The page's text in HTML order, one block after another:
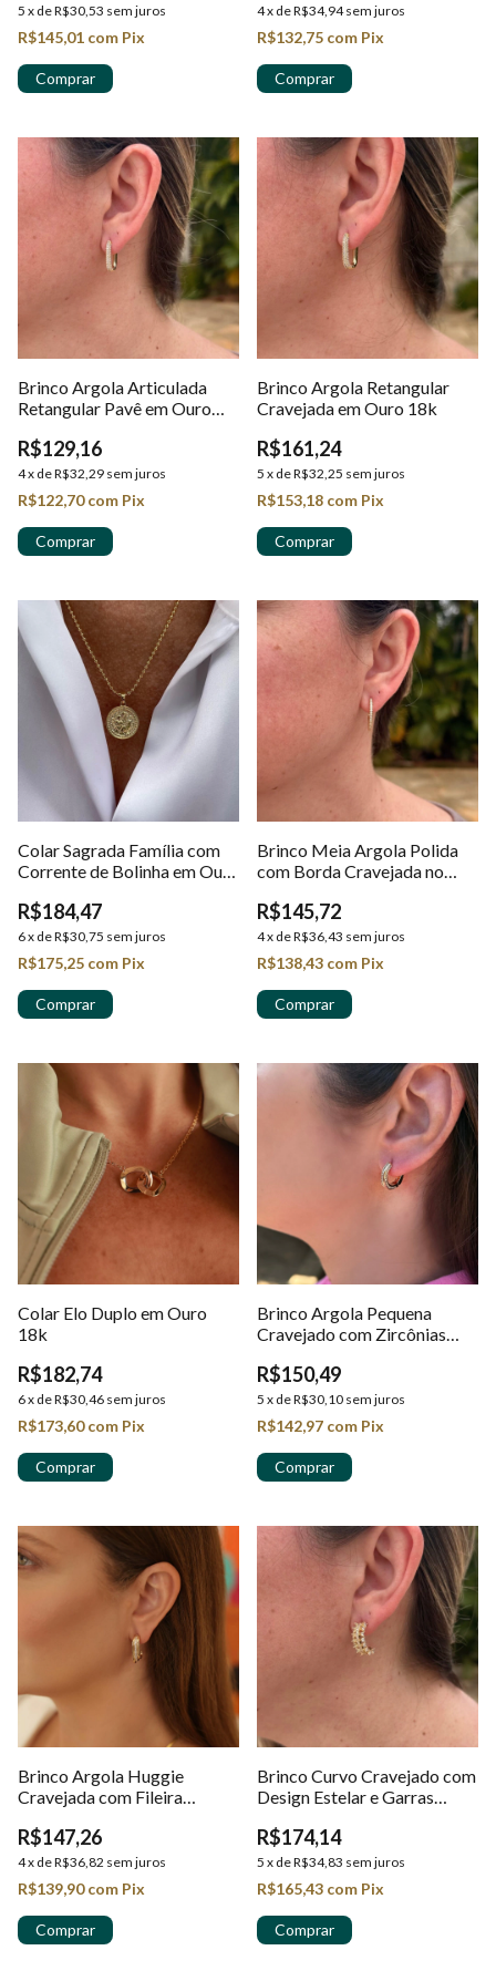
5 x deR$30,53 sem juros
R$145,01 com Pix
4x deR$34,94 sem juros
R$132,75 com Pix
Brinco Argola Articulada
Retangular Pavê em Ouro
R$129,16
4x deR$32,29 sem juros
R$122,70com Pix
Brinco Argola Retangular
Cravejada em Ouro 18k
R$161,24
5 x deR$32,25 sem juros
R$153,18 com Pix
Colar Sagrada Família com
Corrente de Bolinha em Ouro
R$184,47
6x deR$30,75 sem juros
R$175,25 com Pix
Brinco Meia Argola Polida
com Borda Cravejada no
R$145,72
4x deR$36,43 sem juros
R$138,43 com Pix
Colar Elo Duplo em Ouro
18k
R$182,74
6x deR$30,46 sem juros
R$173,60com Pix
Brinco Argola Pequena
Cravejado com Zircônias
R$150,49
5 x deR$30,10 sem juros
R$142,97 com Pix
Brinco Argola Huggie
Cravejada com Fileira
Ouro 18k
R$147,26
4x deR$36,82 sem juros
R$139,90com Pix
Brinco Curvo Cravejado com
Design Estelar e Garras
R$174,14
5 x deR$34,83 sem juros
R$165,43 com Pix